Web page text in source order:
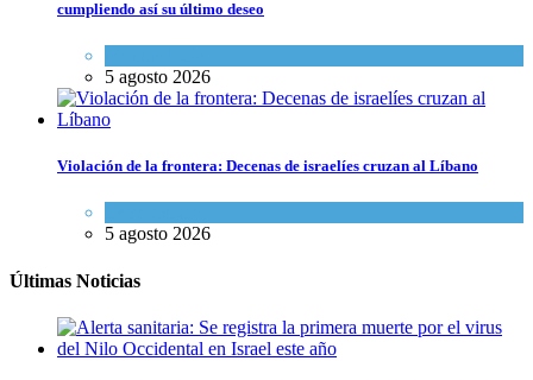
cumpliendo así su último deseo
5 agosto 2026
Violación de la frontera: Decenas de israelíes cruzan al Líbano
5 agosto 2026
Últimas Noticias